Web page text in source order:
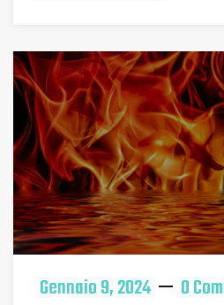
Gennaio 9, 2024 0